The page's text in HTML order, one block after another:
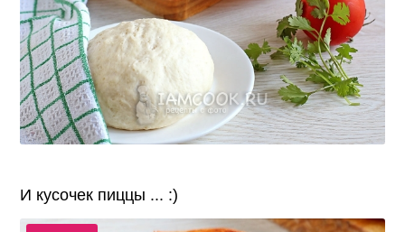
И кусочек пиццы ... :)